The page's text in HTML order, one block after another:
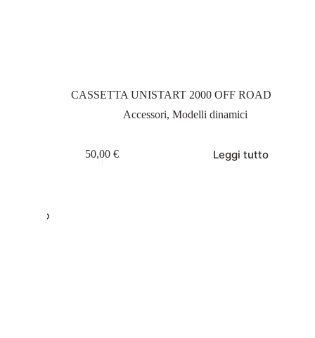
CASSETTA UNISTART 2000 OFF ROAD
Accessori,Modelli dinamici
50,00€ Leggi tutto